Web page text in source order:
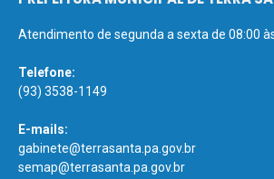
Atendimento de segunda a sexta de 08:00
Telefone:
(93) 3538-1149
E-mails:
gabinete@terrasanta.pa.gov.br
semap@terrasanta.pa.gov.br